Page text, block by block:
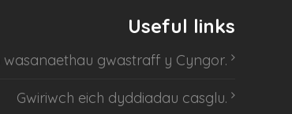
Useful links
wasanaethau gwastraff y Cyngor.
Gwiriwch eich dyddiadau casglu.